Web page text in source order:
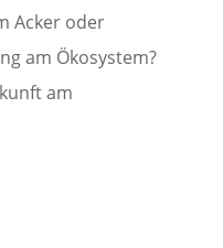
Acker oder
am Ökosystem?
am